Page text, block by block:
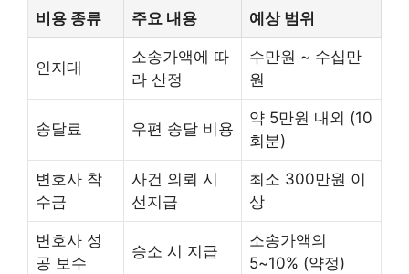
비용 종류 주요 내용 예상 범위
인지대
소송가액에 따
라 산정
수만원 ~ 수십만
원
송달료 우편 송달 비용
약 5만원 내외 (10
회분)
변호사 착
수금
사건 의뢰 시
선지급
최소 300만원 이
상
변호사 성
공 보수
승소 시 지급
소송가액의
5~10% (약정)